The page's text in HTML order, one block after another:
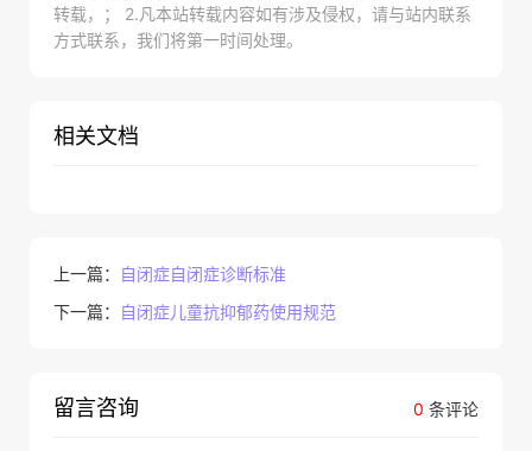
转载，； 2.凡本站转载内容如有涉及侵权，请与站内联系
方式联系，我们将第一时间处理。
相关文档
上一篇：
自闭症自闭症诊断标准
下一篇：
自闭症儿童抗抑郁药使用规范
0 条评论
留言咨询